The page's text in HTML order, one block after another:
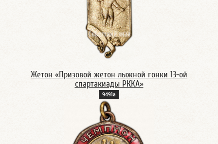
Жетон «Призовой жетон лыжной гонки 13-ой
спартакиады РККА»
9491а